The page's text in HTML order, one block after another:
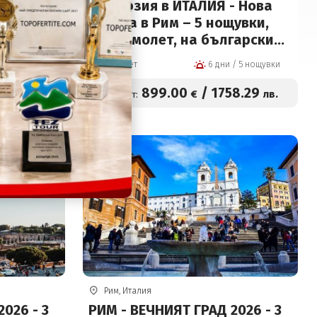
на
за
8 дни / 7 нощувки
.00 лв.
Екскурзия в ИТАЛИЯ - Нова
година в Рим – 5 нощувки,
със самолет, на български
език!
Самолет 6 дни / 5 нощувки
Цена от: 899.00 €/ 1758.29 лв.
- 3
Рим, Италия
РИМ - ВЕЧНИЯТ ГРАД 2026 - 3